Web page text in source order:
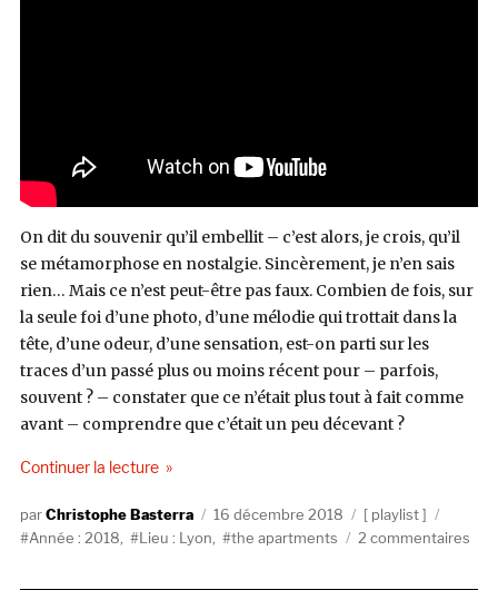
On dit du souvenir qu’il embellit – c’est alors, je crois, qu’il
se métamorphose en nostalgie. Sincèrement, je n’en sais
rien… Mais ce n’est peut-être pas faux. Combien de fois, sur
la seule foi d’une photo, d’une mélodie qui trottait dans la
tête, d’une odeur, d’une sensation, est-on parti sur les
traces d’un passé plus ou moins récent pour – parfois,
souvent ? – constater que ce n’était plus tout à fait comme
avant – comprendre que c’était un peu décevant ?
Continuer la lecturede « VIDEO : The Apartments au Sonic à Lyon,
AuteurChristophe Basterra
Publié
le
16 décembre 2018 Catégories
playlist
Année : 2018
Lieu : Lyon the apartments 2 commentaires